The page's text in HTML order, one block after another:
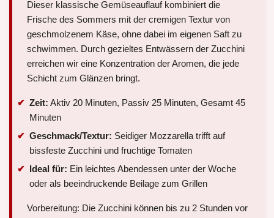
Dieser klassische Gemüseauflauf kombiniert die
Frische des Sommers mit der cremigen Textur von
geschmolzenem Käse, ohne dabei im eigenen Saft zu
schwimmen. Durch gezieltes Entwässern der Zucchini
erreichen wir eine Konzentration der Aromen, die jede
Schicht zum Glänzen bringt.
Zeit: Aktiv 20 Minuten, Passiv 25 Minuten, Gesamt 45
Minuten
Geschmack/Textur: Seidiger Mozzarella trifft auf
bissfeste Zucchini und fruchtige Tomaten
Ideal für: Ein leichtes Abendessen unter der Woche
oder als beeindruckende Beilage zum Grillen
Vorbereitung: Die Zucchini können bis zu 2 Stunden vor